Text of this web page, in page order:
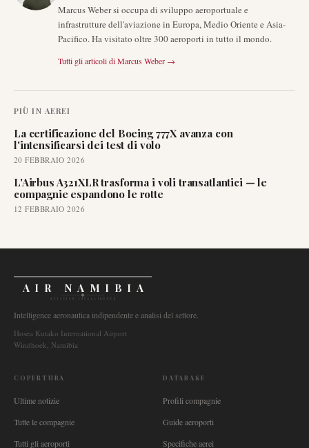
Marcus Weber si occupa di sviluppo aeroportuale e
infrastrutture dell'aviazione in Europa, Medio Oriente e Asia-
Pacifico. Ha visitato oltre 300 aeroporti in tutto il mondo.
Tutti gli articoli diMarcus Weber →
PIÙ IN AEREI
La certificazione del Boeing 777X avanza con
l'intensificarsi dei test di volo
20 FEBBRAIO 2026
L'Airbus A321XLR trasforma i voli transatlantici — le
compagnie espandono le rotte
12 FEBBRAIO 2026
AIR NAMIBIA
AVIATION INTELLIGENCE
Intelligence aeronautica indipendente e analisi del settore.
Hosea Kutako International Airport
Windhoek, Namibia
COPERTURA
Ultime notizie
Tutte le compagnie
Tutti gli aeroporti
DATABASE
Profili compagnie
Guide aeroporti
Specifiche aerei